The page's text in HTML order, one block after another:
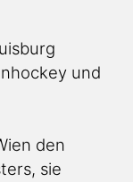
und
den
sie